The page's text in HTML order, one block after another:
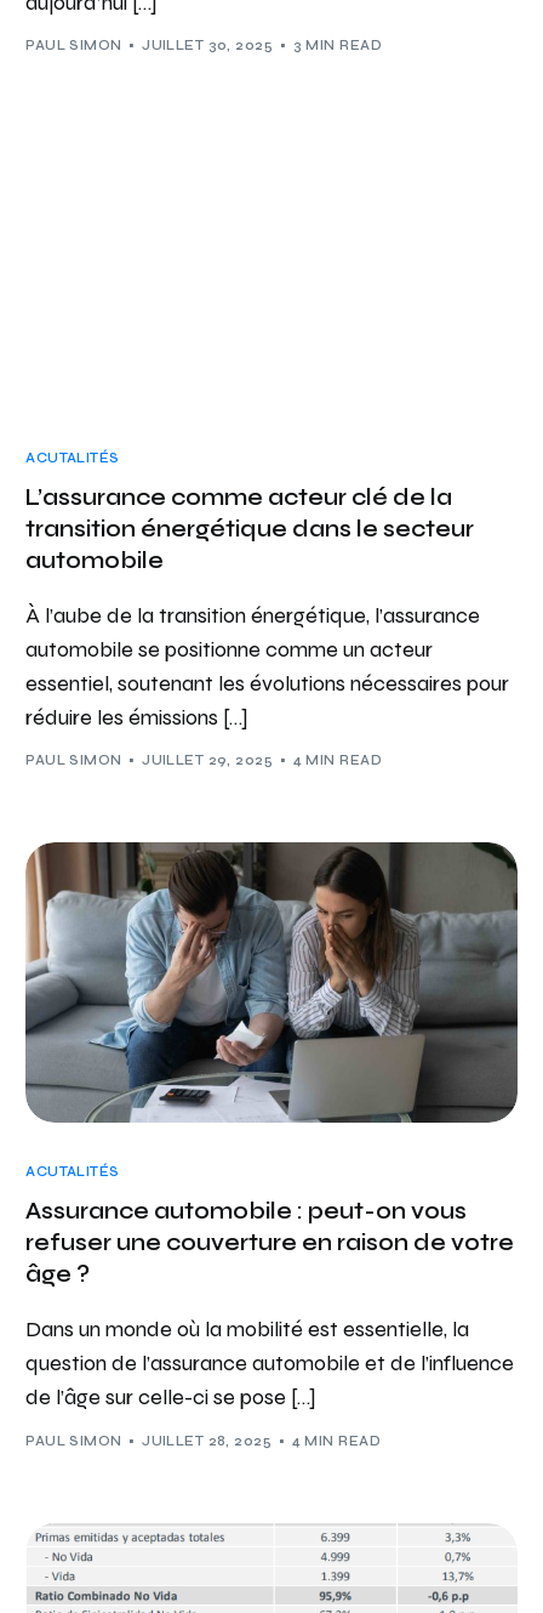
PAUL SIMON JUILLET 30, 2025 3 MIN READ
ACUTALITÉS
L’assurance comme acteur clé de la
transition énergétique dans le secteur
automobile
À l’aube de la transition énergétique, l’assurance
automobile se positionne comme un acteur
essentiel, soutenant les évolutions nécessaires pour
réduire les émissions […]
PAUL SIMON JUILLET 29, 2025 4 MIN READ
ACUTALITÉS
Assurance automobile : peut-on vous
refuser une couverture en raison de votre
âge ?
Dans un monde où la mobilité est essentielle, la
question de l’assurance automobile et de l’influence
de l’âge sur celle-ci se pose […]
PAUL SIMON JUILLET 28, 2025 4 MIN READ